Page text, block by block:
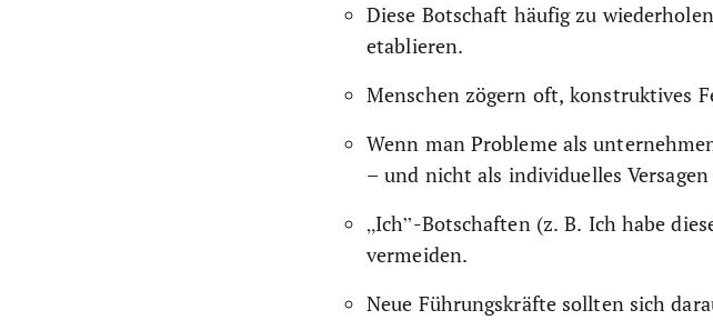
Diese Botschaft häufig zu
etablieren.
Menschen zögern oft, konstruktives
Wenn man Probleme als
– und nicht als individuelles
„Ich”-Botschaften (z. B. Ich habe
vermeiden.
Neue Führungskräfte sollten sich